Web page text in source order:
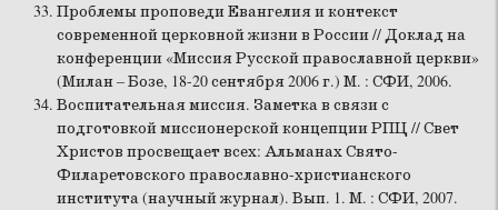
Проблемы проповеди Евангелия и контекст
современной церковной жизни в России // Доклад на
конференции «Миссия Русской православной церкви»
(Милан – Бозе, 18-20 сентября 2006 г.) М. : СФИ, 2006.
Воспитательная миссия. Заметка в связи с
подготовкой миссионерской концепции РПЦ // Свет
Христов просвещает всех: Альманах Свято-
Филаретовского православно-христианского
института (научный журнал). Вып. 1. М. : СФИ, 2007.